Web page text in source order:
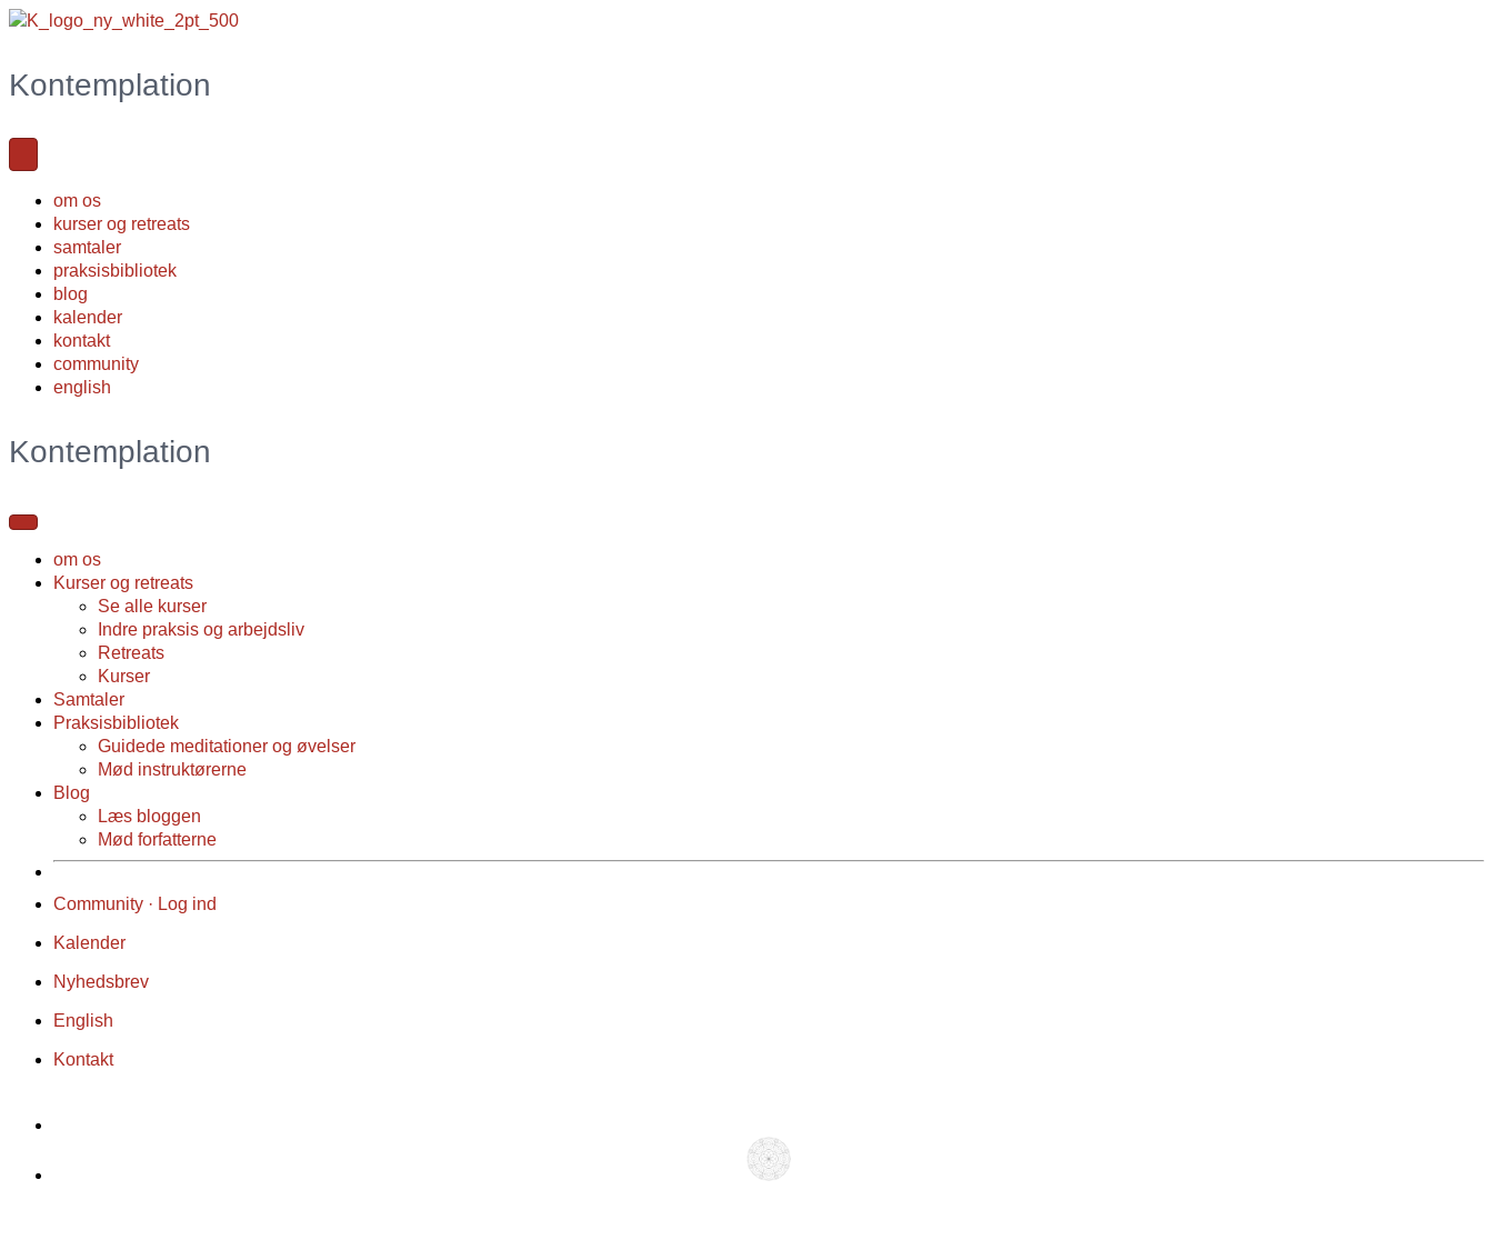
Kontemplation
om os
kurser og retreats
samtaler
praksisbibliotek
blog
kalender
kontakt
community
english
Kontemplation
om os
Kurser og retreats
Se alle kurser
Indre praksis og arbejdsliv
Retreats
Kurser
Samtaler
Praksisbibliotek
Guidede meditationer og øvelser
Mød instruktørerne
Blog
Læs bloggen
Mød forfatterne
Community · Log ind
Kalender
Nyhedsbrev
English
Kontakt